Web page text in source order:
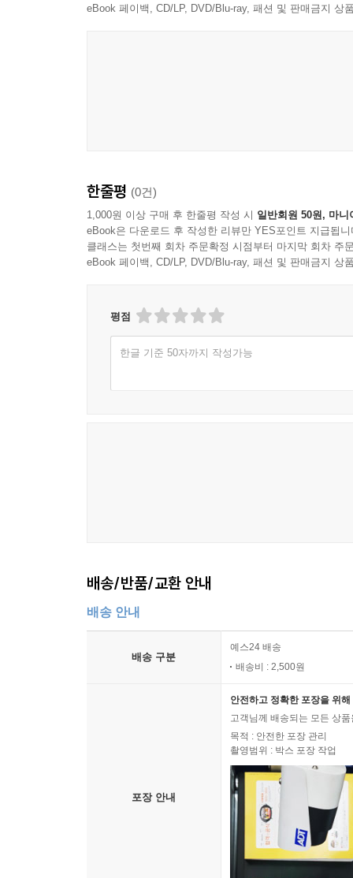
받아들여 나가는 과정이라고도 볼 수 있다. 이 때
-독자서평 중
eBook 페이백, CD/LP, DVD/Blu-ray, 패션 및 판매금지 상
한줄평 (0건)
1,000원 이상 구매 후 한줄평 작성 시 일반회원 50원, 마니
eBook은 다운로드 후 작성한 리뷰만 YES포인트 지급됩니
클래스는 첫번째 회차 주문확정 시점부터 마지막 회차 주
eBook 페이백, CD/LP, DVD/Blu-ray, 패션 및 판매금지 상
평점
한글 기준 50자까지 작성가능
배송/반품/교환 안내
배송 안내
배송 구분
예스24 배송
배송비 : 2,500원
포장 안내
안전하고 정확한 포장을 위
고객님께 배송되는 모든 상
목적 : 안전한 포장 관리
촬영범위 : 박스 포장 작업